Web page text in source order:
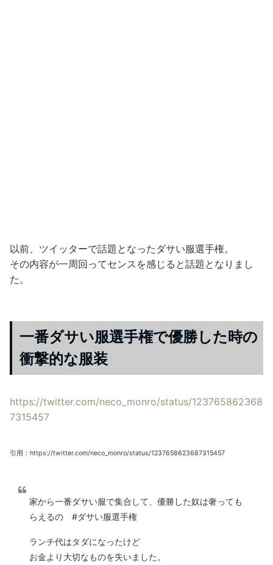
以前、ツイッターで話題となったダサい服選手権。
その内容が一周回ってセンスを感じると話題となりまし
た。
一番ダサい服選手権で優勝した時の
衝撃的な服装
https://twitter.com/neco_monro/status/123765862368
7315457
引用：https://twitter.com/neco_monro/status/1237658623687315457
家から一番ダサい服で集合して、優勝した奴は奢っても
らえるの #ダサい服選手権
ランチ代はタダになったけど
お金より大切なものを失いました。